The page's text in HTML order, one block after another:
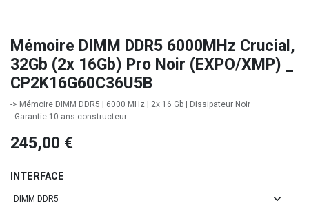
Mémoire DIMM DDR5 6000MHz Crucial,
32Gb (2x 16Gb) Pro Noir (EXPO/XMP) _
CP2K16G60C36U5B
-> Mémoire DIMM DDR5 | 6000 MHz | 2x 16 Gb | Dissipateur Noir
. Garantie 10 ans constructeur.
245,00 €
INTERFACE